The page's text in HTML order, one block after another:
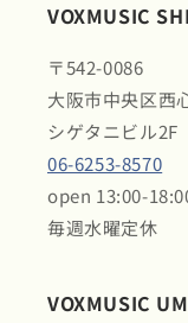
VOXMUSIC
〒542-0086
大阪市中央区西
シゲタニビル2F
06-6253-8570
open 13:00-
毎週水曜定休
VOXMUSIC